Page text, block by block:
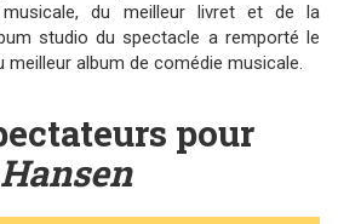
du meilleur livret et de la
studio du spectacle a remporté le
meilleur album de comédie musicale.
pour